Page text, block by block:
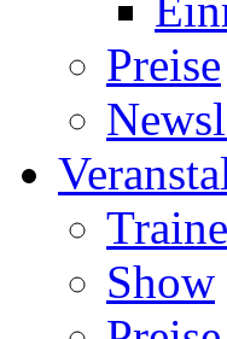
Preise
Show